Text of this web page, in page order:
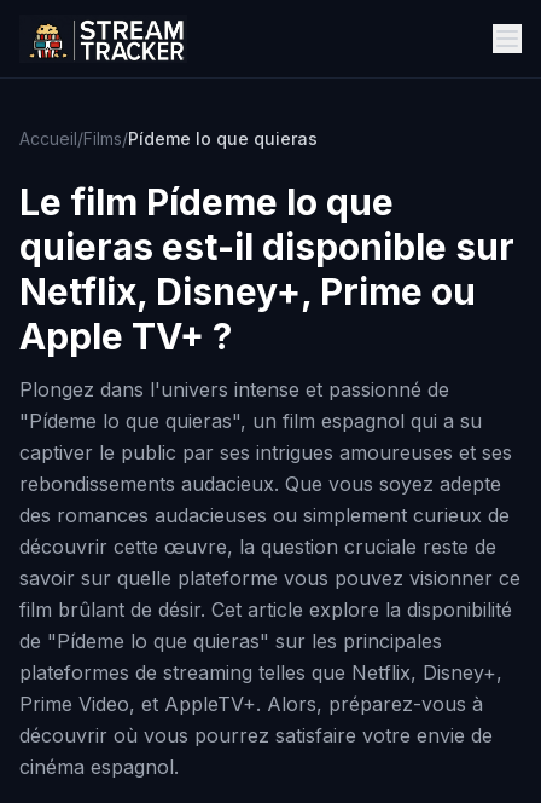
Accueil/Films/Pídeme lo que quieras
Le film Pídeme lo que
quieras est-il disponible sur
Netflix, Disney+, Prime ou
Apple TV+ ?
Plongez dans l'univers intense et passionné de
"Pídeme lo que quieras", un film espagnol qui a su
captiver le public par ses intrigues amoureuses et ses
rebondissements audacieux. Que vous soyez adepte
des romances audacieuses ou simplement curieux de
découvrir cette œuvre, la question cruciale reste de
savoir sur quelle plateforme vous pouvez visionner ce
film brûlant de désir. Cet article explore la disponibilité
de "Pídeme lo que quieras" sur les principales
plateformes de streaming telles que Netflix, Disney+,
Prime Video, et AppleTV+. Alors, préparez-vous à
découvrir où vous pourrez satisfaire votre envie de
cinéma espagnol.